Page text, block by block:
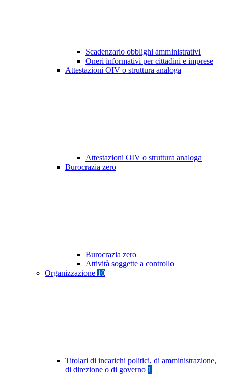
Scadenzario obblighi amministrativi
Oneri informativi per cittadini e imprese
Attestazioni OIV o struttura analoga
Attestazioni OIV o struttura analoga
Burocrazia zero
Burocrazia zero
Attività soggette a controllo
Organizzazione 10
Titolari di incarichi politici, di amministrazione,
di direzione o di governo 1